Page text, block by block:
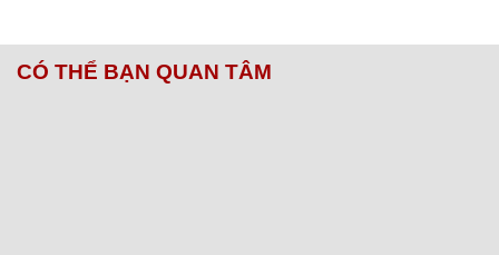
CÓ THỂ BẠN QUAN TÂM